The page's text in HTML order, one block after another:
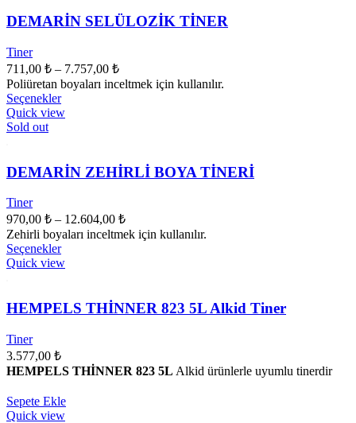
var.
sayfasından
seçilebilir
DEMARİN SELÜLOZİK TİNER
Tiner
711,00 ₺ – 7.757,00 ₺Fiyat
aralığı:
Poliüretan boyaları inceltmek için kullanılır.
SeçeneklerBu
ürünün
var.
Seçenekler
sayfasından
seçilebilir
Quick view
Sold out
DEMARİN ZEHİRLİ BOYA TİNERİ
Tiner
970,00 ₺ – 12.604,00 ₺Fiyat
aralığı:
Zehirli boyaları inceltmek için kullanılır.
SeçeneklerBu
ürünün
varyasyonu
var.
sayfasından
seçilebilir
Quick view
HEMPELS THİNNER 823 5L Alkid Tiner
Tiner
3.577,00 ₺
HEMPELS THİNNER 823 5L Alkid ürünlerle uyumlu tinerdir
Sepete Ekle
Quick view